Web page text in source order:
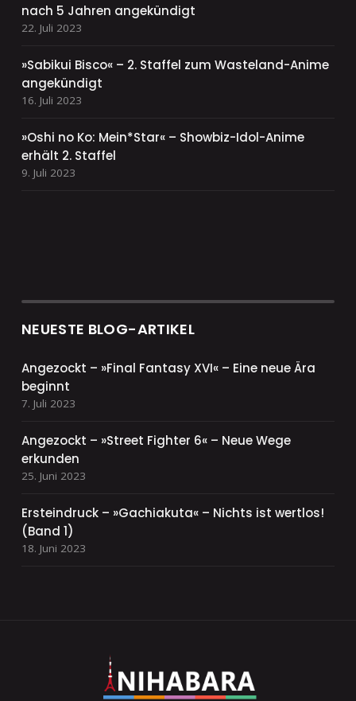
nach 5 Jahren angekündigt
22. Juli 2023
»Sabikui Bisco« – 2. Staffel zum Wasteland-Anime
angekündigt
16. Juli 2023
»Oshi no Ko: Mein*Star« – Showbiz-Idol-Anime
erhält 2. Staffel
9. Juli 2023
NEUESTE BLOG-ARTIKEL
Angezockt – »Final Fantasy XVI« – Eine neue Ära
beginnt
7. Juli 2023
Angezockt – »Street Fighter 6« – Neue Wege
erkunden
25. Juni 2023
Ersteindruck – »Gachiakuta« – Nichts ist wertlos!
(Band 1)
18. Juni 2023